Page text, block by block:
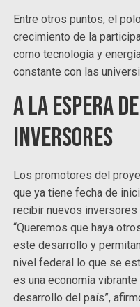
Entre otros puntos, el
crecimiento de la
como tecnología y
constante con las
A la espera
inversores
Los promotores del
que ya tiene fecha de
recibir nuevos inversores
“Queremos que haya
este desarrollo y
nivel federal lo que se
es una economía vibrante
desarrollo del país”,